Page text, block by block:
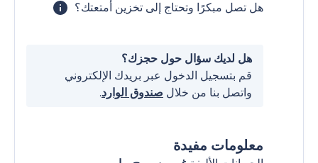
هل تصل مبكرًا وتحتاج إلى تخزين أمتعتك؟
هل لديك سؤال حول حجزك؟
قم بتسجيل الدخول عبر بريدك الإلكتروني
واتصل بنا من خلال صندوق الوارد.
معلومات مفيدة